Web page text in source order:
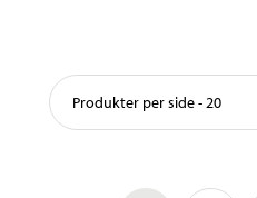
Produkter per side - 20